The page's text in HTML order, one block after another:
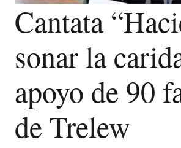
Cantata
sonar la
apoyo de 90
de Trelew